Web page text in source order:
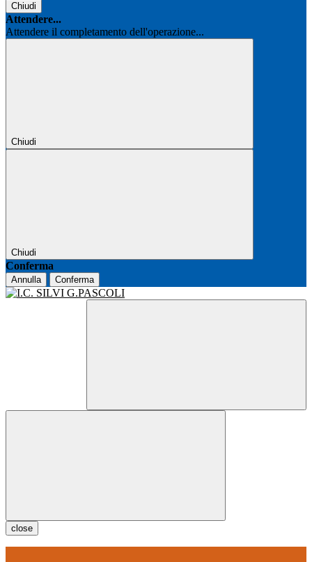
Chiudi
Attendere...
Attendere il completamento dell'operazione...
Chiudi
Chiudi
Conferma
Annulla Conferma
close